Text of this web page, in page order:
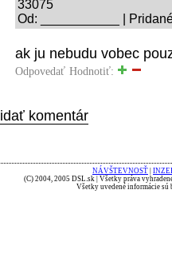
33075
Od: ___________ |
ak ju nebudu vobec
Odpovedať Hodnotiť:
komentár
NÁVŠTEVNOSŤ
(C) 2004, 2005 DSL.sk | Všetky práva
Všetky uvedené informácie sú